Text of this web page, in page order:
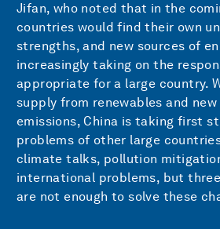
Jifan, who noted that in the
countries would find their own
strengths, and new sources of
increasingly taking on the
appropriate for a large country.
supply from renewables and
emissions, China is taking first
problems of other large
climate talks, pollution
international problems, but
are not enough to solve these